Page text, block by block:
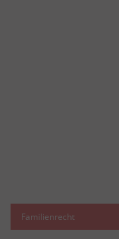
Familienrecht